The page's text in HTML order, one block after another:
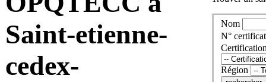
Saint-etienne-
cedex-
Nom
N° certificat
Région